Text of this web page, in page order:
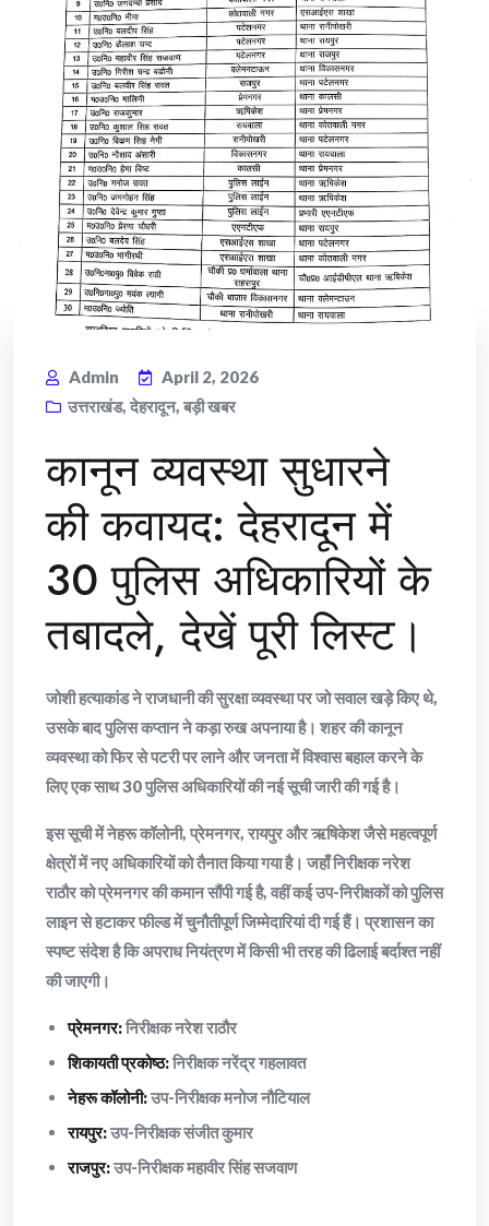
Admin
April 2, 2026
उत्तराखंड, देहरादून, बड़ी खबर
​कानून व्यवस्था सुधारने
की कवायद: देहरादून में
30 पुलिस अधिकारियों के
तबादले, देखें पूरी लिस्ट।
जोशी हत्याकांड ने राजधानी की सुरक्षा व्यवस्था पर जो सवाल खड़े किए थे,
उसके बाद पुलिस कप्तान ने कड़ा रुख अपनाया है। शहर की कानून
व्यवस्था को फिर से पटरी पर लाने और जनता में विश्वास बहाल करने के
लिए एक साथ 30 पुलिस अधिकारियों की नई सूची जारी की गई है।
इस सूची में नेहरू कॉलोनी, प्रेमनगर, रायपुर और ऋषिकेश जैसे महत्वपूर्ण
क्षेत्रों में नए अधिकारियों को तैनात किया गया है। जहाँ निरीक्षक नरेश
राठौर को प्रेमनगर की कमान सौंपी गई है, वहीं कई उप-निरीक्षकों को पुलिस
लाइन से हटाकर फील्ड में चुनौतीपूर्ण जिम्मेदारियां दी गई हैं। प्रशासन का
स्पष्ट संदेश है कि अपराध नियंत्रण में किसी भी तरह की ढिलाई बर्दाश्त नहीं
की जाएगी।
प्रेमनगर:निरीक्षक नरेश राठौर
शिकायती प्रकोष्ठ:निरीक्षक नरेंद्र गहलावत
नेहरू कॉलोनी:उप-निरीक्षक मनोज नौटियाल
रायपुर:उप-निरीक्षक संजीत कुमार
राजपुर:उप-निरीक्षक महावीर सिंह सजवाण